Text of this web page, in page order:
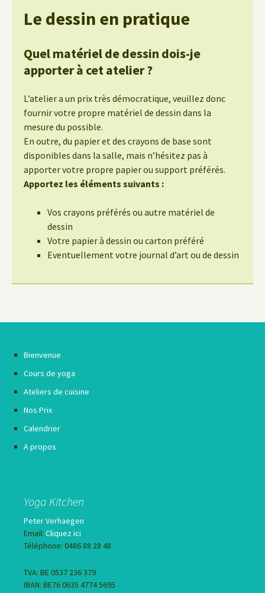
Le dessin en pratique
Quel matériel de dessin dois-je
apporter à cet atelier ?
L’atelier a un prix très démocratique, veuillez donc
fournir votre propre matériel de dessin dans la
mesure du possible.
En outre, du papier et des crayons de base sont
disponibles dans la salle, mais n’hésitez pas à
apporter votre propre papier ou support préférés.
Apportez les éléments suivants :
Vos crayons préférés ou autre matériel de
dessin
Votre papier à dessin ou carton préféré
Eventuellement votre journal d’art ou de dessin
Bienvenue
Cours de yoga
Ateliers de cuisine
Nos Prix
Calendrier
A propos
Yoga Kitchen
Peter Verhaegen
Email: Cliquez ici
Téléphone: 0486 88 28 48
TVA: BE 0537 236 379
IBAN: BE76 0635 4774 5695